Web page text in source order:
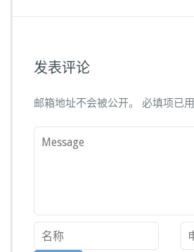
发表评论
邮箱地址不会被公开。 必填项已用